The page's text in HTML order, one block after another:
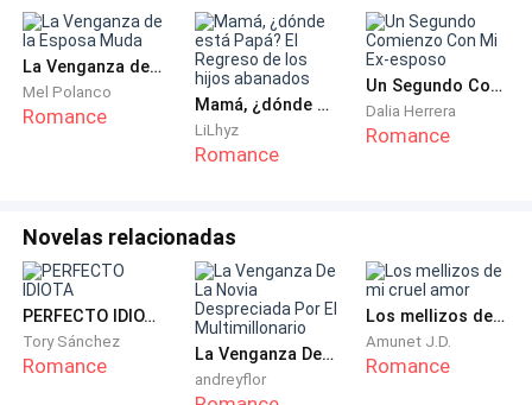
había visto y participado en todos los bailes, pero mi
peso era un impedimento para que pudiera hacer un
solo en alguna pieza porque "no me veía
suficientemente bien" o "esa barriga no puedes meterla
ni aguantando la respiración", era peor porque las
como ellas; unas tablas que casi se llevaba el viento,
así que lo dejé y luego de tanta insistencia de mi
madre me uní al equipo de danza clásica de la escuela
como crédito extra; pero las chicas seguían siendo
igual de crueles a pesar de que yo era mucho mejor en
La Venganza de la Esposa Muda
Mel Polanco
Romance Mamá, ¿dónde está Papá? El Regreso de los hijos abanados
LiLhyz
Romance
Un Segundo Comienzo Con Mi Ex-esposo
Dalia Herrera
Romance
Novelas relacionadas
PERFECTO IDIOTA
Tory Sánchez
Romance La Venganza De La Novia Despreciada Por El Multimillonario
andreyflor
Los mellizos de mi cruel amor
Amunet J.D.
Romance